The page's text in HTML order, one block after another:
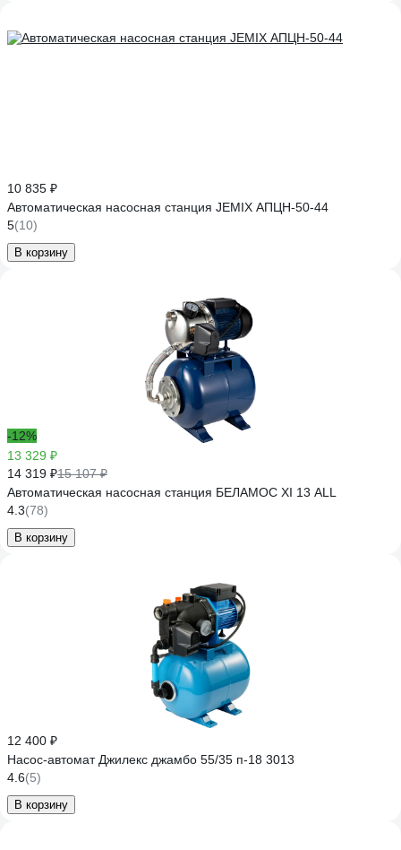
10 835 ₽
Автоматическая насосная станция JEMIX АПЦН-50-44
5(10)
В корзину
-12%
13 329 ₽
14 319 ₽15 107 ₽
Автоматическая насосная станция БЕЛАМОС XI 13 ALL
4.3(78)
В корзину
12 400 ₽
Насос-автомат Джилекс джамбо 55/35 п-18 3013
4.6(5)
В корзину